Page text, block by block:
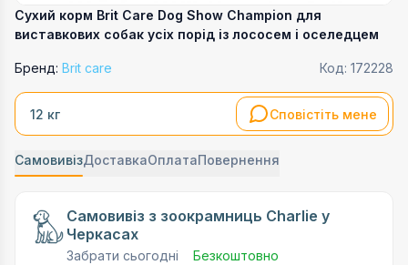
Сухий корм Brit Care Dog Show Champion для
виставкових собак усіх порід із лососем і оселедцем
Бренд: Brit care Код: 172228
12 кг Сповістіть мене
СамовивізДоставкаОплатаПовернення
Самовивіз з зоокрамниць Charlie у
Черкасах
Забрати сьогодні Безкоштовно